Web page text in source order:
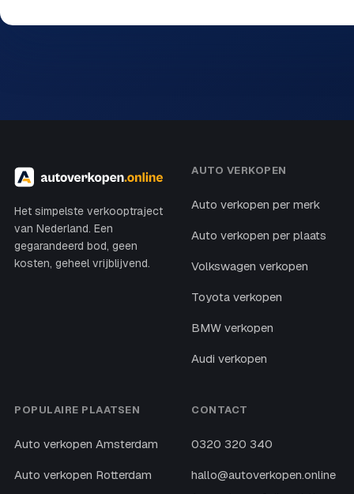
Het simpelste verkooptraject
van Nederland. Een
gegarandeerd bod, geen
kosten, geheel vrijblijvend.
AUTO VERKOPEN
Auto verkopen per merk
Auto verkopen per plaats
Volkswagen verkopen
Toyota verkopen
BMW verkopen
Audi verkopen
POPULAIRE PLAATSEN
Auto verkopen Amsterdam
Auto verkopen Rotterdam
CONTACT
0320 320 340
hallo@autoverkopen.online